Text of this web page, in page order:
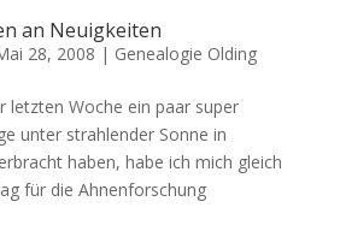
an Neuigkeiten
28, 2008 | Genealogie Olding
letzten Woche ein paar super
unter strahlender Sonne in
haben, habe ich mich gleich
für die Ahnenforschung